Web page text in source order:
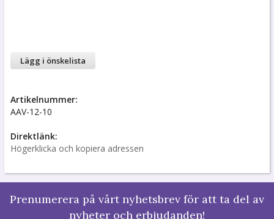
Lägg i önskelista
Artikelnummer:
AAV-12-10
Direktlänk:
Högerklicka och kopiera adressen
Prenumerera på vårt nyhetsbrev för att ta del av
nyheter och erbjudanden!